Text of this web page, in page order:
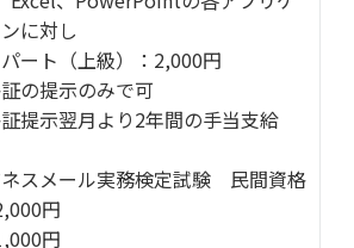
に対し
ート（上級）：2,000円
の提示のみで可
提示翌月より2年間の手当支給
スメール実務検定試験 民間資格
円
円